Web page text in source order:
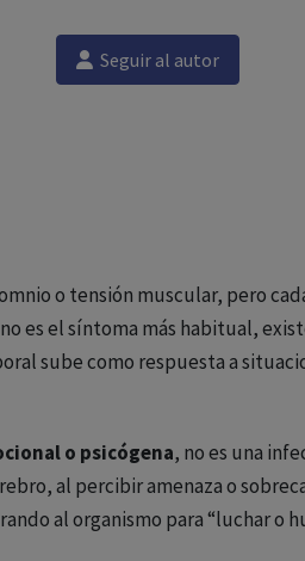
Seguir al autor
o tensión muscular, pero
es el síntoma más habitual,
sube como respuesta a
o psicógena, no es una
al percibir amenaza o
al organismo para “luchar o